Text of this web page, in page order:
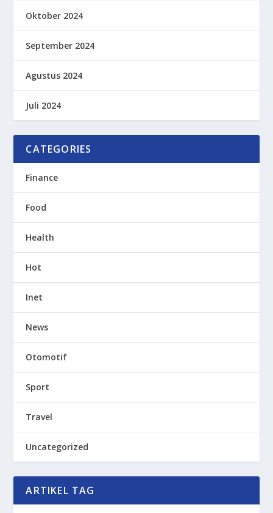
Oktober 2024
September 2024
Agustus 2024
Juli 2024
CATEGORIES
Finance
Food
Health
Hot
Inet
News
Otomotif
Sport
Travel
Uncategorized
ARTIKEL TAG